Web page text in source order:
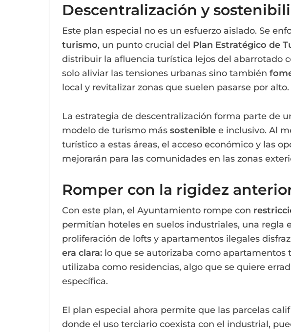
Descentralización y
Este plan especial no es un esfuerzo aislado. Se
turismo, un punto crucial del Plan Estratégico de
distribuir la afluencia turística lejos del abarrotado
solo aliviar las tensiones urbanas sino también
local y revitalizar zonas que suelen pasarse por alto.
La estrategia de descentralización forma parte de
modelo de turismo más sostenible e inclusivo. Al
turístico a estas áreas, el acceso económico y las
mejorarán para las comunidades en las zonas
Romper con la rigidez
Con este plan, el Ayuntamiento rompe con
permitían hoteles en suelos industriales, una regla
proliferación de lofts y apartamentos ilegales
era clara: lo que se autorizaba como apartamentos
utilizaba como residencias, algo que se quiere
específica.
El plan especial ahora permite que las parcelas
donde el uso terciario coexista con el industrial,